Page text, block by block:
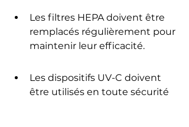
Les filtres HEPA doivent être
remplacés régulièrement pour
maintenir leur efficacité.
Les dispositifs UV-C doivent
être utilisés en toute sécurité